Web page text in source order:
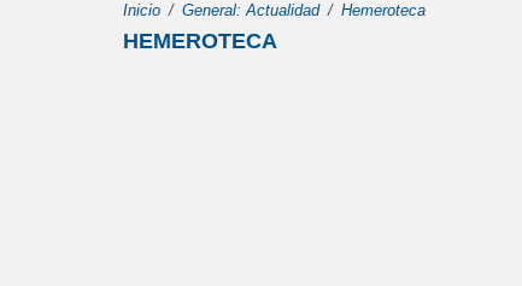
Inicio General: Actualidad Hemeroteca
HEMEROTECA